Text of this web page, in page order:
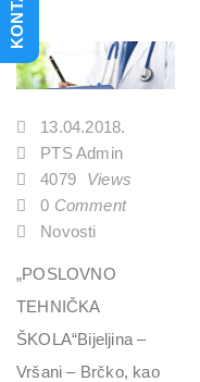
13.04.2018.
PTS Admin
4079
Views
0 Comment
Novosti
„POSLOVNO
TEHNIČKA
ŠKOLA“Bijeljina –
Vršani – Brčko, kao